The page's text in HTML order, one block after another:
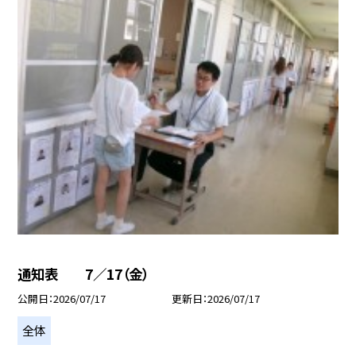
通知表 7／17（金）
公開日 2026/07/17 更新日 2026/07/17
全体